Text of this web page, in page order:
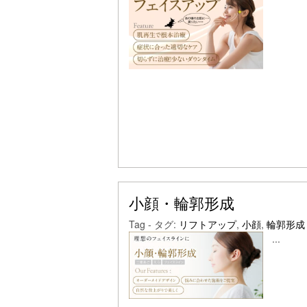
小顔・輪郭形成
Tag - タグ: リフトアップ, 小顔, 輪郭形成
...